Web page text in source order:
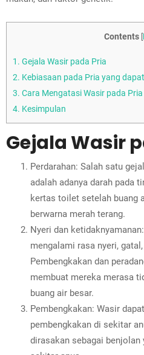
Contents
1. Gejala Wasir pada Pria
2. Kebiasaan pada Pria yang
3. Cara Mengatasi Wasir pada Pria
4. Kesimpulan
Gejala Wasir
Perdarahan: Salah satu
adalah adanya darah pada
kertas toilet setelah buang
berwarna merah terang.
Nyeri dan
mengalami rasa nyeri,
Pembengkakan dan
membuat mereka merasa
buang air besar.
Pembengkakan: Wasir
pembengkakan di sekitar
dirasakan sebagai